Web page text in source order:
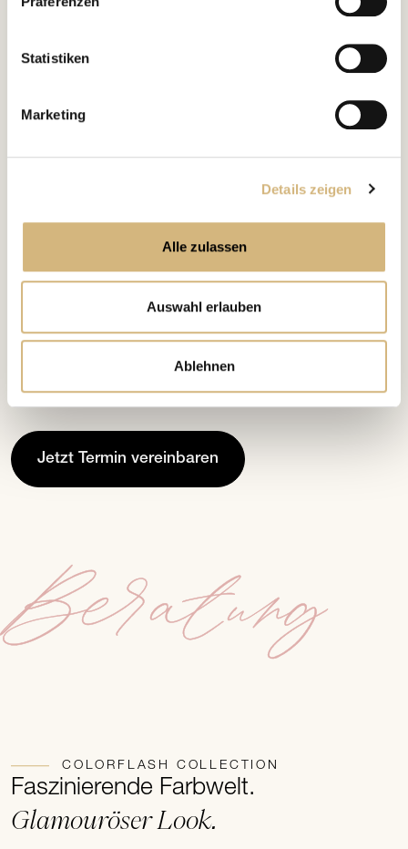
kontaktieren können und wie wir personenbezogene
Statistiken
Marketing
Details zeigen
Alle zulassen
Auswahl erlauben
Ablehnen
INDIVIDUELL UND KOSTENFREI
Buche jetzt Deinen individuellen Beratungstermin und
erhalte eine kompetente und kostenlose Beratung,
Bei CHANNOINE stehst Du im Mittelpunkt und unsere
Wir freuen uns auf DICH!
Jetzt Termin vereinbaren
Beratung
COLORFLASH COLLECTION
Faszinierende Farbwelt.
Glamouröser Look.